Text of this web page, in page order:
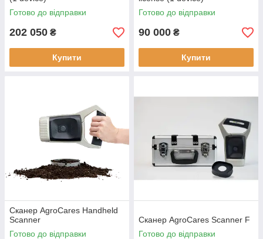
Готово до відправки
202 050 ₴
Купити
Готово до відправки
90 000 ₴
Купити
Сканер AgroCares Handheld
Scanner
Готово до відправки
Сканер AgroCares Scanner F
Готово до відправки